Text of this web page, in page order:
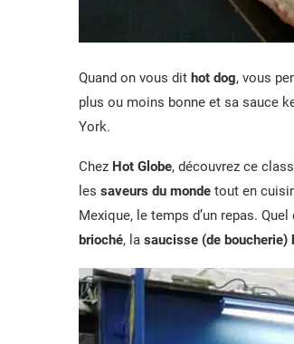
Quand on vous dit hot dog, vous
plus ou moins bonne et sa sauce
York.
Chez Hot Globe, découvrez ce
les saveurs du monde tout en
Mexique, le temps d’un repas.
brioché, la saucisse (de boucherie)